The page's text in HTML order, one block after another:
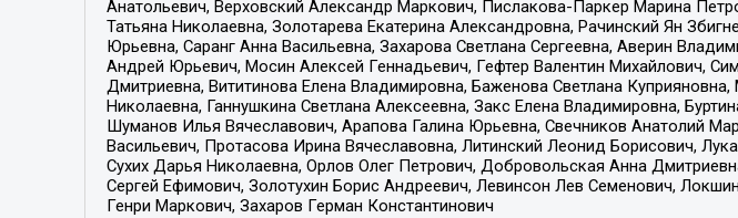
Анатольевич, Верховский Александр Маркович, Пислакова-Паркер Марина
Татьяна Николаевна, Золотарева Екатерина Александровна, Рачинский Ян
Юрьевна, Саранг Анна Васильевна, Захарова Светлана Сергеевна, Аверин
Андрей Юрьевич, Мосин Алексей Геннадьевич, Гефтер Валентин Михайлович,
Дмитриевна, Вититинова Елена Владимировна, Баженова Светлана
Николаевна, Ганнушкина Светлана Алексеевна, Закс Елена Владимировна,
Шуманов Илья Вячеславович, Арапова Галина Юрьевна, Свечников Анатолий
Васильевич, Протасова Ирина Вячеславовна, Литинский Леонид Борисович,
Сухих Дарья Николаевна, Орлов Олег Петрович, Добровольская Анна
Сергей Ефимович, Золотухин Борис Андреевич, Левинсон Лев Семенович,
Генри Маркович, Захаров Герман Константинович